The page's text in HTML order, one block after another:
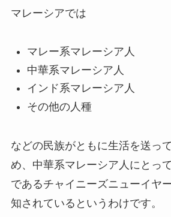
マレーシアでは
マレー系マレーシア人
中華系マレーシア人
インド系マレーシア人
その他の人種
などの民族がともに生活を送っ
め、中華系マレーシア人にとっ
であるチャイニーズニューイヤ
知されているというわけです。